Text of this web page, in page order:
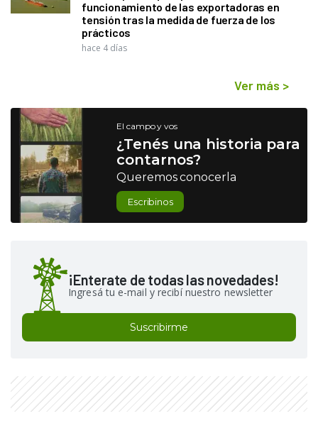
funcionamiento de las exportadoras en
tensión tras la medida de fuerza de los
prácticos
hace 4 días
Ver más >
El campo y vos
¿Tenés una historia para
contarnos?
Queremos conocerla
Escribinos
¡Enterate de todas las novedades!
Ingresá tu e-mail y recibí nuestro newsletter
Suscribirme